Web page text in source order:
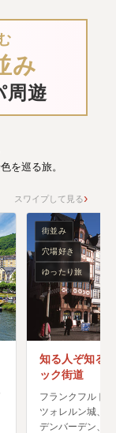
み
周遊
を巡る旅。
スワイプして見る
街並み
穴場好き
ゆったり旅
知る人ぞ知る
ック街道
フランクフルト
ツォレルン城、
デンバーデン、